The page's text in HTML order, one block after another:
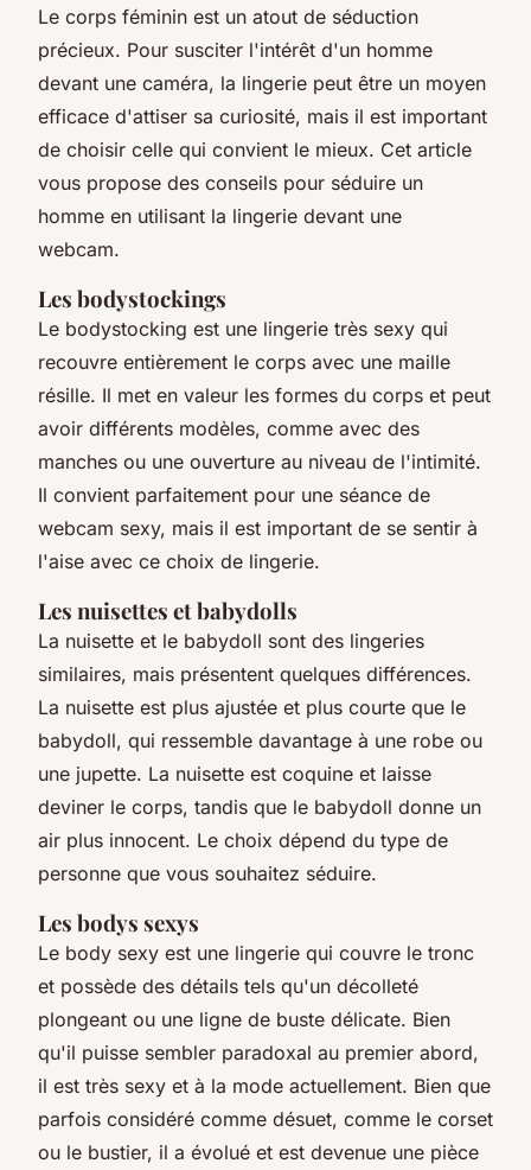
Le corps féminin est un atout de séduction
précieux. Pour susciter l'intérêt d'un homme
devant une caméra, la lingerie peut être un moyen
efficace d'attiser sa curiosité, mais il est important
de choisir celle qui convient le mieux. Cet article
vous propose des conseils pour séduire un
homme en utilisant la lingerie devant une
webcam.
Les bodystockings
Le bodystocking est une lingerie très sexy qui
recouvre entièrement le corps avec une maille
résille. Il met en valeur les formes du corps et peut
avoir différents modèles, comme avec des
manches ou une ouverture au niveau de l'intimité.
Il convient parfaitement pour une séance de
webcam sexy, mais il est important de se sentir à
l'aise avec ce choix de lingerie.
Les nuisettes et babydolls
La nuisette et le babydoll sont des lingeries
similaires, mais présentent quelques différences.
La nuisette est plus ajustée et plus courte que le
babydoll, qui ressemble davantage à une robe ou
une jupette. La nuisette est coquine et laisse
deviner le corps, tandis que le babydoll donne un
air plus innocent. Le choix dépend du type de
personne que vous souhaitez séduire.
Les bodys sexys
Le body sexy est une lingerie qui couvre le tronc
et possède des détails tels qu'un décolleté
plongeant ou une ligne de buste délicate. Bien
qu'il puisse sembler paradoxal au premier abord,
il est très sexy et à la mode actuellement. Bien que
parfois considéré comme désuet, comme le corset
ou le bustier, il a évolué et est devenue une pièce